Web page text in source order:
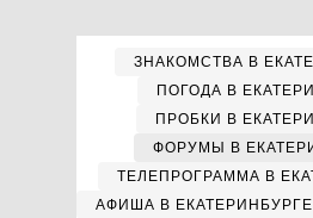
ЗНАКОМСТВА В
ПОГОДА В
ПРОБКИ В
ФОРУМЫ В
ТЕЛЕПРОГРАММА В
АФИША В ЕКАТЕРИНБУРГЕ